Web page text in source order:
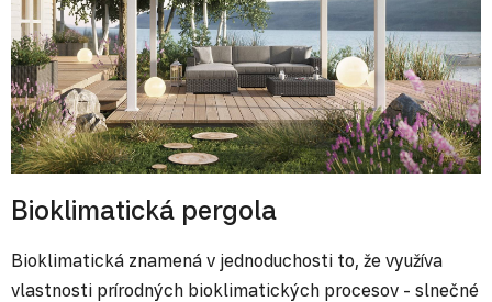
Bioklimatická pergola
Bioklimatická znamená v jednoduchosti to, že využíva
vlastnosti prírodných bioklimatických procesov - slnečné